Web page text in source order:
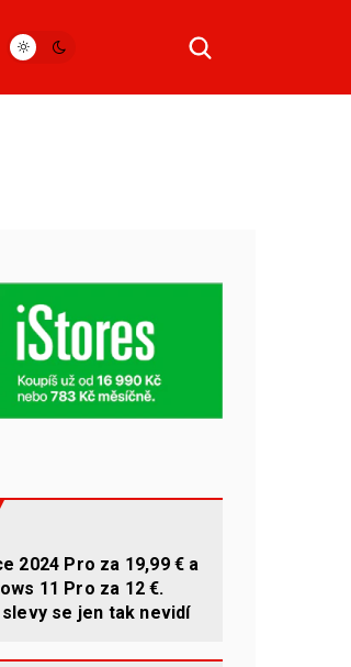
2024 Pro za 19,99 € a
11 Pro za 12 €.
se jen tak nevidí